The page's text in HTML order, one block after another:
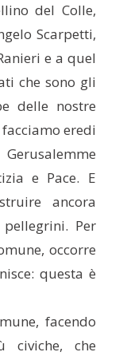
del Colle,
Scarpetti,
e a quel
che sono gli
delle nostre
eredi
e Pace. E
ancora
Per
occorre
questa è
facendo
civiche, che